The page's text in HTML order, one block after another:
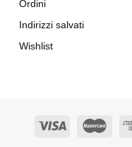
Ordini
Indirizzi salvati
Wishlist